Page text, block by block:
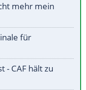
mehr mein
für
- CAF hält zu